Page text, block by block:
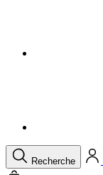
Recherche